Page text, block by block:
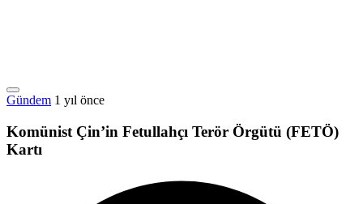
Gündem 1 yıl önce
Komünist Çin’in Fetullahçı Terör Örgütü (FETÖ)
Kartı